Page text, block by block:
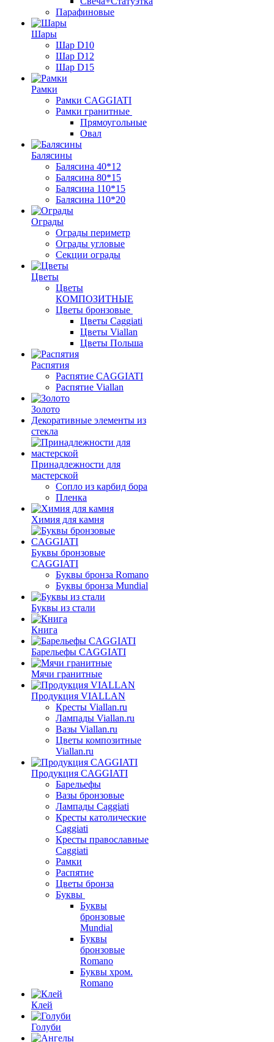
Парафиновые
Шары
Шар D10
Шар D12
Шар D15
Рамки
Рамки CAGGIATI
Рамки гранитные
Прямоугольные
Овал
Балясины
Балясина 40*12
Балясина 80*15
Балясина 110*15
Балясина 110*20
Ограды
Ограды периметр
Ограды угловые
Секции ограды
Цветы
Цветы
КОМПОЗИТНЫЕ
Цветы бронзовые
Цветы Caggiati
Цветы Viallan
Цветы Польша
Распятия
Распятие CAGGIATI
Распятие Viallan
Золото
Декоративные элементы из
стекла
Принадлежности для
мастерской
Сопло из карбид бора
Пленка
Химия для камня
Буквы бронзовые
CAGGIATI
Буквы бронза Romano
Буквы бронза Mundial
Буквы из стали
Книга
Барельефы CAGGIATI
Мячи гранитные
Продукция VIALLAN
Кресты Viallan.ru
Лампады Viallan.ru
Вазы Viallan.ru
Цветы композитные
Viallan.ru
Продукция CAGGIATI
Барельефы
Вазы бронзовые
Лампады Caggiati
Кресты католические
Caggiati
Кресты православные
Caggiati
Рамки
Распятие
Цветы бронза
Буквы
Буквы
бронзовые
Mundial
Буквы
бронзовые
Romano
Буквы хром.
Romano
Клей
Голуби